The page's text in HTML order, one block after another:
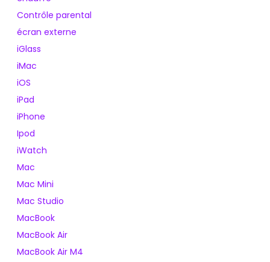
Contrôle parental
écran externe
iGlass
iMac
iOS
iPad
iPhone
Ipod
iWatch
Mac
Mac Mini
Mac Studio
MacBook
MacBook Air
MacBook Air M4